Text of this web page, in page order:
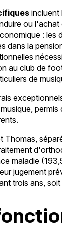
incluent
ou
: les
dans la
au club de
de
Thomas,
maladie
jugement
trois ans,